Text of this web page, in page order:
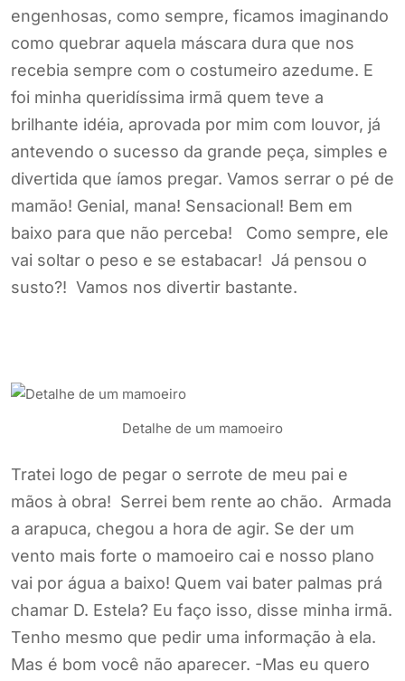
engenhosas, como sempre, ficamos imaginando
como quebrar aquela máscara dura que nos
recebia sempre com o costumeiro azedume. E
foi minha queridíssima irmã quem teve a
brilhante idéia, aprovada por mim com louvor, já
antevendo o sucesso da grande peça, simples e
divertida que íamos pregar. Vamos serrar o pé de
mamão! Genial, mana! Sensacional! Bem em
baixo para que não perceba! Como sempre, ele
vai soltar o peso e se estabacar! Já pensou o
susto?! Vamos nos divertir bastante.
Detalhe de um mamoeiro
Tratei logo de pegar o serrote de meu pai e
mãos à obra! Serrei bem rente ao chão. Armada
a arapuca, chegou a hora de agir. Se der um
vento mais forte o mamoeiro cai e nosso plano
vai por água a baixo! Quem vai bater palmas prá
chamar D. Estela? Eu faço isso, disse minha irmã.
Tenho mesmo que pedir uma informação à ela.
Mas é bom você não aparecer. -Mas eu quero